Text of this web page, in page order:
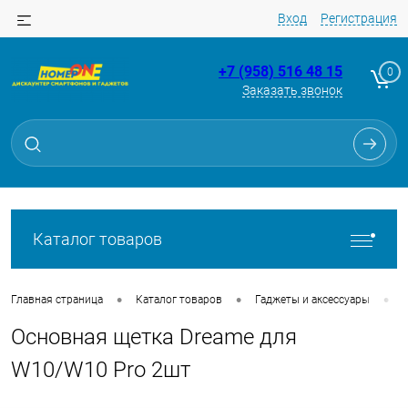
Вход Регистрация
+7 (958) 516 48 15
Заказать звонок
0
Каталог товаров
Главная страница • Каталог товаров • Гаджеты и аксессуары •
Основная щетка Dreame для
W10/W10 Pro 2шт
Для клиентов всех банков
Разбейте
без переплат
Сегодня